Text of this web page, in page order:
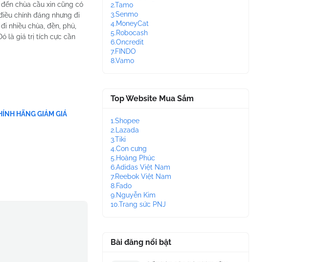
chùa cầu xin cũng có
chính đáng nhưng đi
nhiều chùa, đền, phủ,
là giá trị tích cực cần
HÃNG GIẢM GIÁ
2.Tamo
3.Senmo
4.MoneyCat
5.Robocash
6.Oncredit
7.FINDO
8.Vamo
Top Website Mua Sắm
1.Shopee
2.Lazada
3.Tiki
4.Con cưng
5.Hoàng Phúc
6.Adidas Việt Nam
7.Reebok Việt Nam
8.Fado
9.Nguyễn Kim
10.Trang sức PNJ
Bài đăng nổi bật